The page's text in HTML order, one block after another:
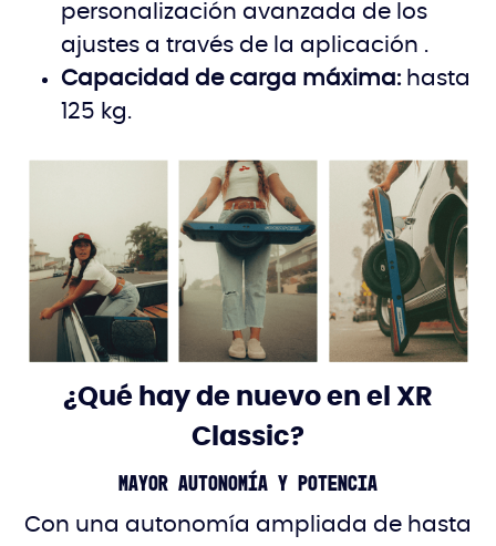
personalización avanzada de los
ajustes a través de la aplicación .
Capacidad de carga máxima: hasta
125 kg.
¿Qué hay de nuevo en el XR
Classic?
Mayor autonomía y potencia
Con una autonomía ampliada de hasta